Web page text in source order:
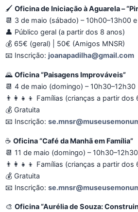
🖌️ Oficina de Iniciação à Aguarela –
📆 3 de maio (sábado) – 10h00–13h00
👤 Público geral (a partir dos 8 anos)
💰 65€ (geral) | 50€ (Amigos MNSR)
📧 Inscrição: joanapadilha@gmail.com
🌄 Oficina “Paisagens Improváveis”
📆 4 de maio (domingo) – 10h30–12h30
👨‍👩‍👧‍👦 Famílias (crianças a partir dos
💰 Gratuita
📧 Inscrição:
☕ Oficina “Café da Manhã em Família”
📆 11 de maio (domingo) – 10h30–12h30
👨‍👩‍👧‍👦 Famílias (crianças a partir dos
💰 Gratuita
📧 Inscrição:
🎨 Oficina “Aurélia de Souza: